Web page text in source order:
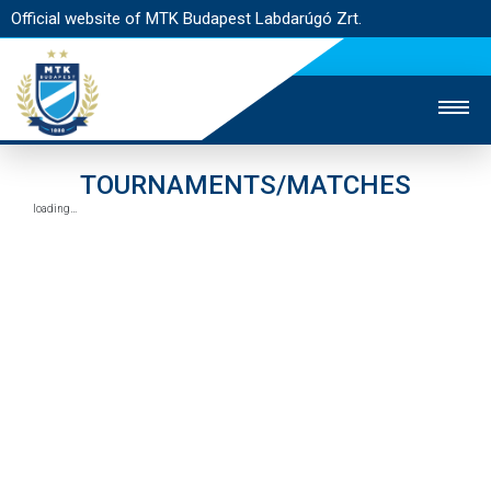
Official website of MTK Budapest Labdarúgó Zrt.
STADIUM TICKET SALES CONTACTS
TOURNAMENTS/MATCHES